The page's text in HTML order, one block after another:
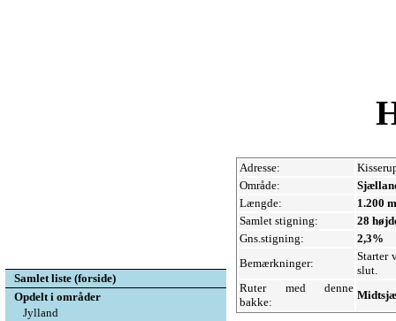
Samlet liste (forside)
Opdelt i områder
Jylland
Adresse:
Område:
Længde:
1.200
Samlet stigning:
28
Gns.stigning:
2,3%
Bemærkninger:
Starter
slut.
Ruter med denne
bakke: